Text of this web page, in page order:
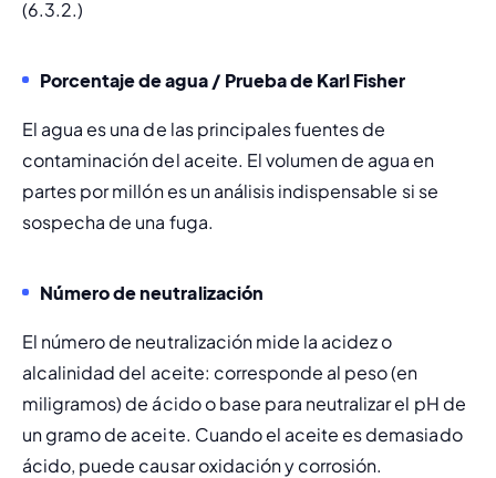
(6.3.2.)
Porcentaje de agua / Prueba de Karl Fisher
El agua es una de las principales fuentes de
contaminación del aceite. El volumen de agua en
partes por millón es un análisis indispensable si se
sospecha de una fuga.
Número de neutralización
El número de neutralización mide la acidez o
alcalinidad del aceite: corresponde al peso (en
miligramos) de ácido o base para neutralizar el pH de
un gramo de aceite. Cuando el aceite es demasiado
ácido, puede causar oxidación y corrosión.